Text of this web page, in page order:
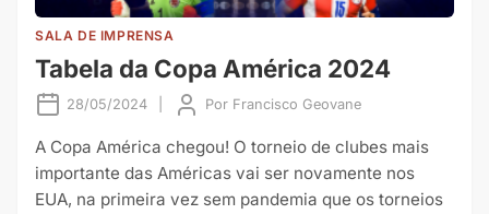
SALA DE IMPRENSA
Tabela da Copa América 2024
28/05/2024 Por Francisco Geovane
A Copa América chegou! O torneio de clubes mais
importante das Américas vai ser novamente nos
EUA, na primeira vez sem pandemia que os torneios